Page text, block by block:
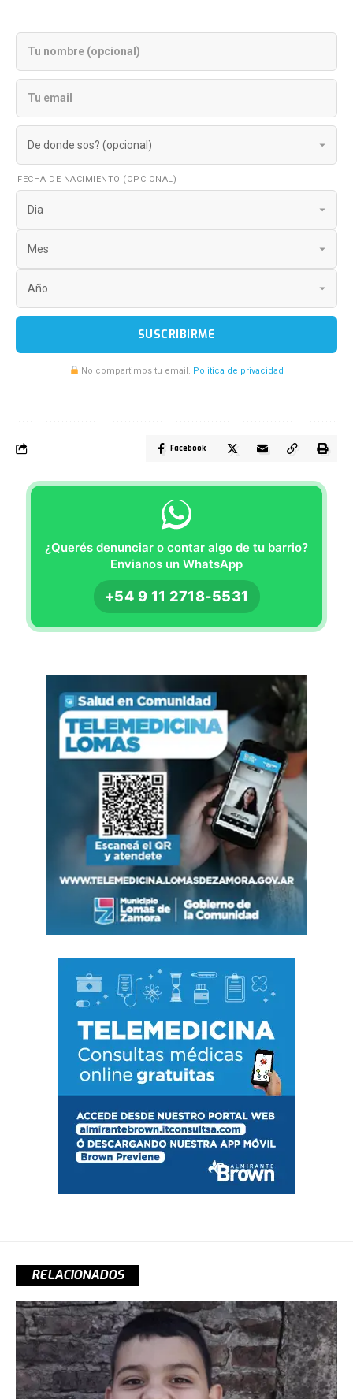
FECHA DE NACIMIENTO (OPCIONAL)
SUSCRIBIRME
No compartimos tu email. Politica de privacidad
Facebook
¿Querés denunciar o contar algo de tu barrio?
Envianos un WhatsApp
+54 9 11 2718-5531
RELACIONADOS